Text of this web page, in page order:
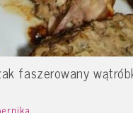
faszerowany